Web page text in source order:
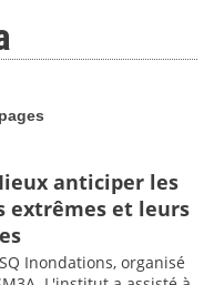
anticiper les
extrêmes et leurs
Inondations, organisé